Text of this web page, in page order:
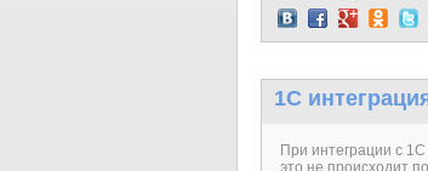
1C
При интеграции с
это не происходит